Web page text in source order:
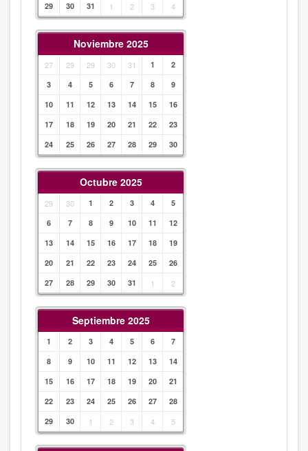
29
30 31 1 2 3 4
Noviembre 2025
27 29 29 30 31 1
2
3
4 5 6 7 8
9
10
11 12 13 14 15
16
17
18 19 20 21 22
23
24
25 26 27 28 29 30
Octubre 2025
29 30 1 2 3 4
5
6
7 8 9 10 11
12
13
14 15 16 17 18
19
20
21 22 23 24 25
26
27
28 29 30 31 1 2
Septiembre 2025
1 2 3 4 5 6
7
8
9 10 11 12 13
14
15
16 17 18 19 20
21
22
23 24 25 26 27
28
29
30 1 2 3 4 5